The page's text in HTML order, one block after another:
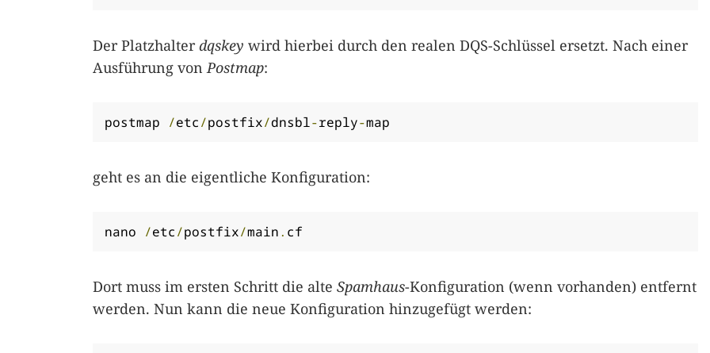
Der Platzhalterdqskey wird hierbei durch den realen DQS-Schlüssel ersetzt. Nach einer
Ausführung vonPostmap:
postmap /etc/postfix/dnsbl-reply-map
geht es an die eigentliche Konfiguration:
nano /etc/postfix/main. cf
Dort muss im ersten Schritt die alte Spamhaus-Konfiguration (wenn vorhanden) entfernt
werden. Nun kann die neue Konfiguration hinzugefügt werden: